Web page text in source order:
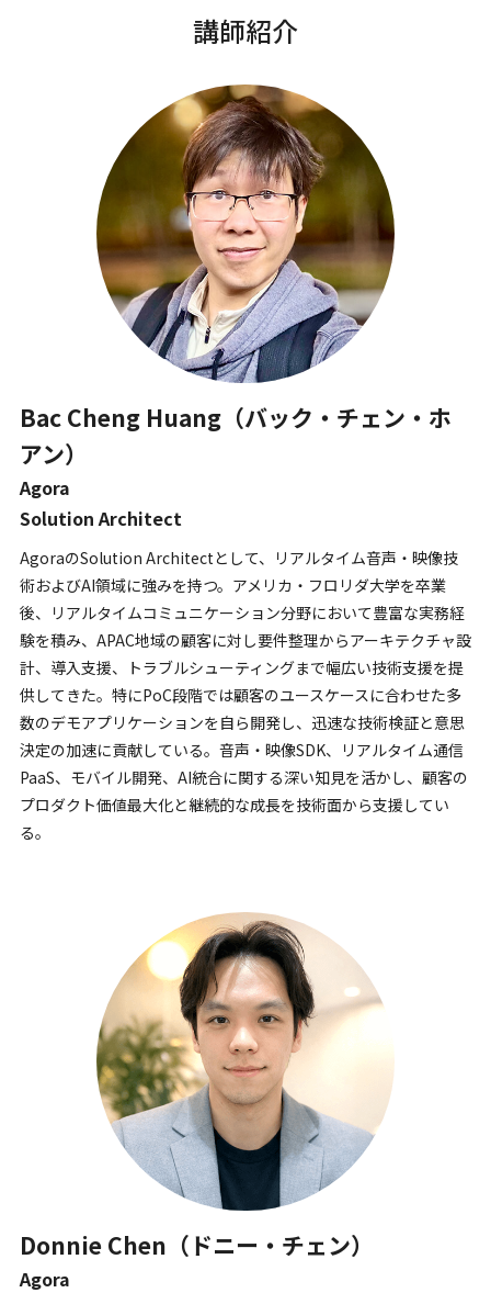
講師紹介
Bac Cheng Huang（バック・チェン・ホ
アン）
Agora
Solution Architect
AgoraのSolution Architectとして、リアルタイム音声・映像技
術およびAI領域に強みを持つ。アメリカ・フロリダ大学を卒業
後、リアルタイムコミュニケーション分野において豊富な実務経
験を積み、APAC地域の顧客に対し要件整理からアーキテクチャ設
計、導入支援、トラブルシューティングまで幅広い技術支援を提
供してきた。特にPoC段階では顧客のユースケースに合わせた多
数のデモアプリケーションを自ら開発し、迅速な技術検証と意思
決定の加速に貢献している。音声・映像SDK、リアルタイム通信
PaaS、モバイル開発、AI統合に関する深い知見を活かし、顧客の
プロダクト価値最大化と継続的な成長を技術面から支援してい
る。
Donnie Chen（ドニー・チェン）
Agora